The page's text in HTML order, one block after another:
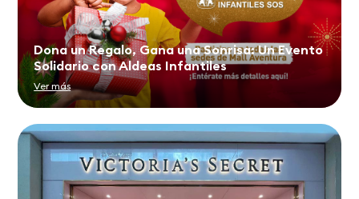
Dona un Regalo, Gana una Sonrisa: Un Evento
Solidario con Aldeas Infantiles
Ver más